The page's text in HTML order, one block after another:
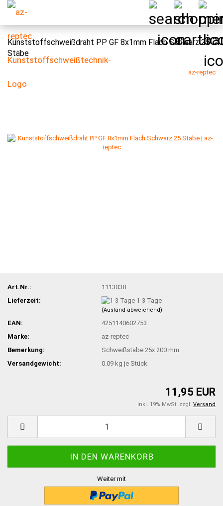
Kunststoffschweißdraht PP GF 8x1mm Flach Schwarz 25
Stäbe
az-reptec
Art.Nr.:
1113038
Lieferzeit:
1-3 Tage
(Ausland abweichend)
EAN:
4251140602753
Marke:
az-reptec
Bemerkung:
Schweißstäbe 25x 200 mm
Versandgewicht:
0.09 kg je Stück
11,95 EUR
inkl. 19% MwSt. zzgl. Versand
Weiter mit